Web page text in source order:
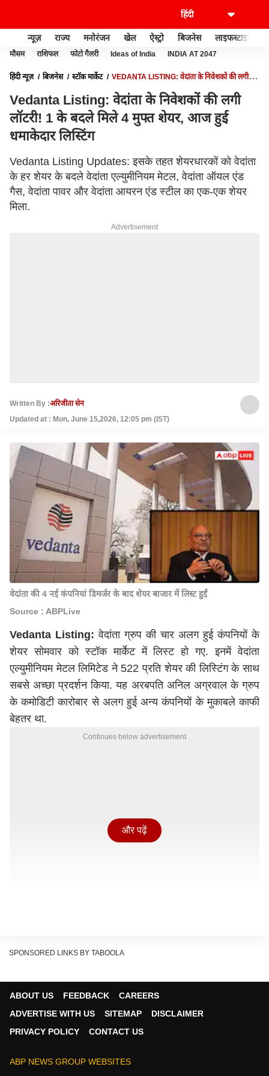
न्यूज़ राज्य मनोरंजन खेल ऐस्ट्रो बिजनेस लाइफस्टाइल
मौसम राशिफल फोटो गैलरी Ideas of India INDIA AT 2047
हिंदी न्यूज़ बिजनेस स्टॉक मार्केट
VEDANTA LISTING: वेदांता के निवेशकों की लगी
Vedanta Listing: वेदांता के निवेशकों की लगी
लॉटरी! 1 के बदले मिले 4 मुफ्त शेयर, आज हुई
धमाकेदार लिस्टिंग
Vedanta Listing Updates: इसके तहत शेयरधारकों को वेदांता
के हर शेयर के बदले वेदांता एल्युमीनियम मेटल, वेदांता ऑयल एंड
गैस, वेदांता पावर और वेदांता आयरन एंड स्टील का एक-एक शेयर
मिला.
Advertisement
Written By :अरिजीता सेन
Updated at : Mon, June 15,2026, 12:05 pm (IST)
वेदांता की 4 नई कंपनियां डिमर्जर के बाद शेयर बाजार में लिस्ट हुईं
Source : ABPLive
Vedanta Listing:वेदांता ग्रुप की चार अलग हुई कंपनियों के
शेयर सोमवार को स्टॉक मार्केट में लिस्ट हो गए. इनमें वेदांता
एल्युमीनियम मेटल लिमिटेड ने 522 प्रति शेयर की लिस्टिंग के साथ
सबसे अच्छा प्रदर्शन किया. यह अरबपति अनिल अग्रवाल के ग्रुप
के कमोडिटी कारोबार से अलग हुई अन्य कंपनियों के मुकाबले काफी
बेहतर था.
Continues below advertisement
लिस्ट हुए. वेदांता लिमिटेड (जो मूल लिस्टेड कंपनी बनी रही) के
और पढ़ें
SPONSORED LINKS BY TABOOLA
ABOUT US FEEDBACK
CAREERS
ADVERTISE WITH US
SITEMAP
DISCLAIMER
PRIVACY POLICY
CONTACT US
ABP NEWS GROUP WEBSITES